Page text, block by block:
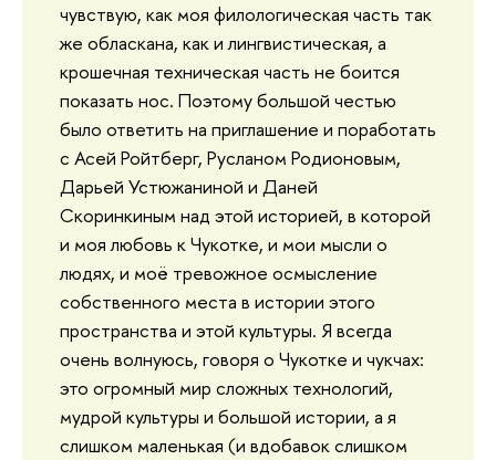
чувствую, как моя филологическая часть так
же обласкана, как и лингвистическая, а
крошечная техническая часть не боится
показать нос. Поэтому большой честью
было ответить на приглашение и поработать
с Асей Ройтберг, Русланом Родионовым,
Дарьей Устюжаниной и Даней
Скоринкиным над этой историей, в которой
и моя любовь к Чукотке, и мои мысли о
людях, и моё тревожное осмысление
собственного места в истории этого
пространства и этой культуры. Я всегда
очень волнуюсь, говоря о Чукотке и чукчах:
это огромный мир сложных технологий,
мудрой культуры и большой истории, а я
слишком маленькая (и вдобавок слишком